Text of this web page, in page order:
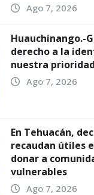
Ago 7, 2026
Huauchinango.-
derecho a la
nuestra prioridad
Ago 7, 2026
En Tehuacán,
recaudan útiles
donar a
vulnerables
Ago 7, 2026